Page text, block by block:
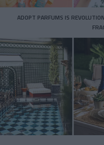
ADOPT PARFUMS IS